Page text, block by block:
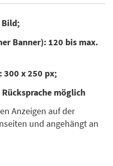
Bild;
Banner): 120 bis max.
300 x 250 px;
möglich
Anzeigen auf der
und angehängt an